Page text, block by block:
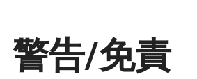
プ
ラ
警告/免責